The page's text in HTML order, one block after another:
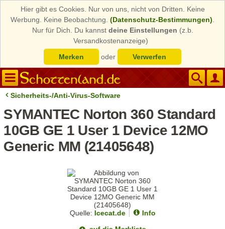
Hier gibt es Cookies. Nur von uns, nicht von Dritten. Keine
Werbung. Keine Beobachtung. (Datenschutz-Bestimmungen)
Nur für Dich. Du kannst deine Einstellungen (z.b.
Versandkostenanzeige)
Merken
oder Verwerfen
Sicherheits-/Anti-Virus-Software
SYMANTEC Norton 360 Standard
10GB GE 1 User 1 Device 12MO
Generic MM (21405648)
Quelle: Icecat.de
Info